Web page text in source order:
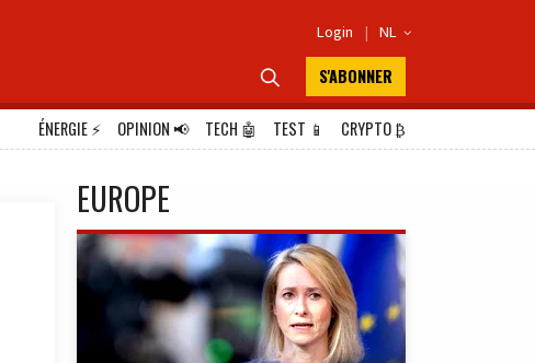
Login | NL 
 S'ABONNER
ÉNERGIE⚡ OPINION📢 TECH 🤖 TEST 📱 CRYPTO₿
EUROPE